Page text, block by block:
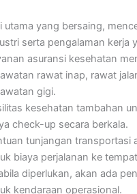
utama yang bersaing,
serta pengalaman kerja
asuransi kesehatan
rawat inap, rawat
gigi.
kesehatan tambahan
check-up secara berkala.
tunjangan transportasi
biaya perjalanan ke
diperlukan, akan ada
kendaraan operasional.